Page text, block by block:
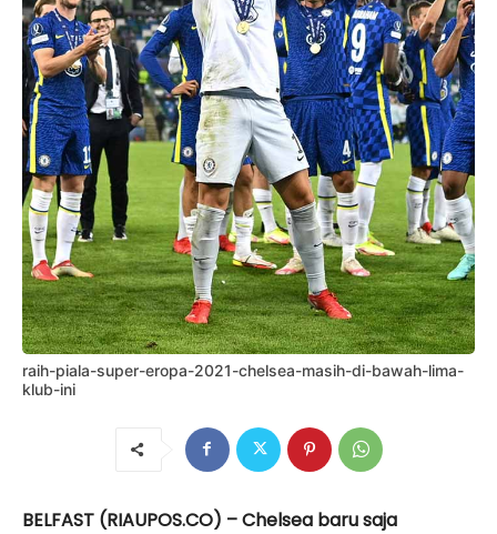
raih-piala-super-eropa-2021-chelsea-masih-di-bawah-lima-
klub-ini
BELFAST (RIAUPOS.CO) – Chelsea baru saja